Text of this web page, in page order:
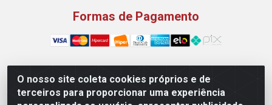
O nosso site coleta cookies próprios e de
terceiros para proporcionar uma experiência
Formas de Pagamento
Maquisul Comercial LTDA - Av. Dorgival Pinheiro de
Sousa, 1521 - Centro, Imperatriz/MA - CEP 65903-270 -